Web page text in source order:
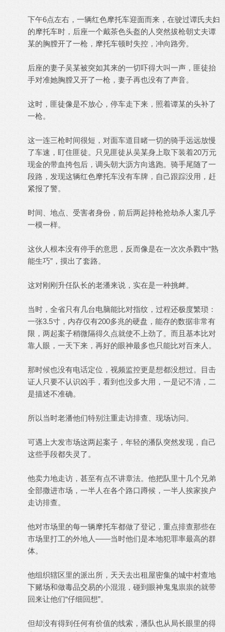
下午6点左右，一辆红色摩托车迎面而来，在驶过谭氏夫妇
的摩托车时，后座一个戴茶色头盔的人突然拔枪朝丈夫谭
某的胸膛开了一枪，摩托车顿时失控，冲向路旁。
后座的妻子吴某被突如其来的一切吓得大叫一声，匪徒抬
手对准她胸膛又开了一枪，妻子再也没有了声音。
这时，匪徒像是不放心，停车走下来，照着谭某的头补了
一枪。
这一连三枪时间很短，对面车道目睹一切的骑手远远放慢
了车速，盯住匪徒。只见匪徒从吴某身上取下装着20万元
现金的带血挎包后，调头朝大沥方向逃跑。骑手尾随了一
段路，发现这辆红色摩托车没有车牌，自己跟踪没用，赶
紧报了警。
时间、地点、受害者身份，前后两起持枪抢劫杀人案几乎
一模一样。
这伙人根本没有停手的意思，反而像是在一次次杀戮中“熟
能生巧”，摸出了套路。
这对刚刚升任队长的老潘来说，实在是一种挑衅。
当时，全省只有几台电脑能比对指纹，过程还极度繁琐：
一张3.5寸，内存仅有200多兆的硬盘，能存的数据非常有
限，两起案子稍微隔得久点就使不上劲了。而且基本比对
靠人眼，一天下来，再好的眼神最多也只能比对百来人。
那时候也没有电话定位，视频监控更是想都没想过。目击
证人只要不认识凶手，看到也没多大用，一是记不清，二
是描述不准确。
所以当时老潘他们特别注重走访排查、现场访问。
可遇上大发市场这两起案子，年轻的潘队突然发现，自己
这些手段都失灵了。
他卖力地走访，甚至有点不讲章法。他把队里十几个兄弟
全部撒进市场，一半人在各个路口蹲候，一半人挨家挨户
走访排查。
他对市场里的每一辆摩托车都做了登记，重点排查那些在
市场里打工的外地人——当时他们是本地犯罪率最高的群
体。
他组织辖区里的派出所，天天去出租屋密集的城中村查地
下赌场和做毒品交易的小混混，碰到眼神鬼鬼祟祟的就带
回来让他们“仔细回想”。
但却没有得到任何有价值的线索，潘队也从局长眼里的得